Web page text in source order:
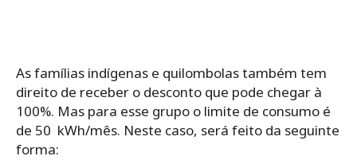
As famílias indígenas e quilombolas também tem
direito de receber o desconto que pode chegar à
100%. Mas para esse grupo o limite de consumo é
de 50 kWh/mês. Neste caso, será feito da seguinte
forma: